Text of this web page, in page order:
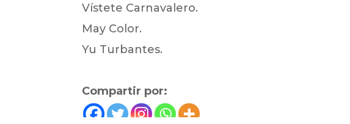
Vístete Carnavalero.
May Color.
Yu Turbantes.
Compartir por: